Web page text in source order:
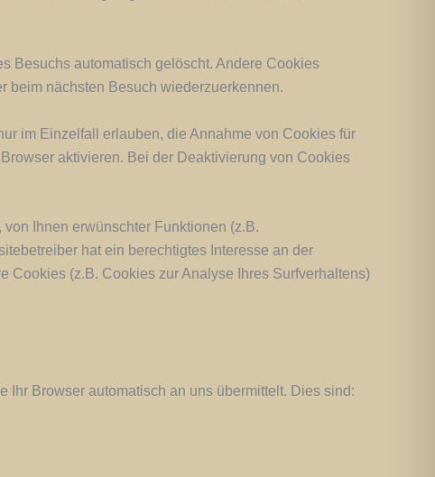
Besuchs automatisch gelöscht. Andere Cookies
beim nächsten Besuch wiederzuerkennen.
im Einzelfall erlauben, die Annahme von Cookies für
aktivieren. Bei der Deaktivierung von Cookies
Ihnen erwünschter Funktionen (z.B.
hat ein berechtigtes Interesse an der
Cookies (z.B. Cookies zur Analyse Ihres Surfverhaltens)
Ihr Browser automatisch an uns übermittelt. Dies sind: